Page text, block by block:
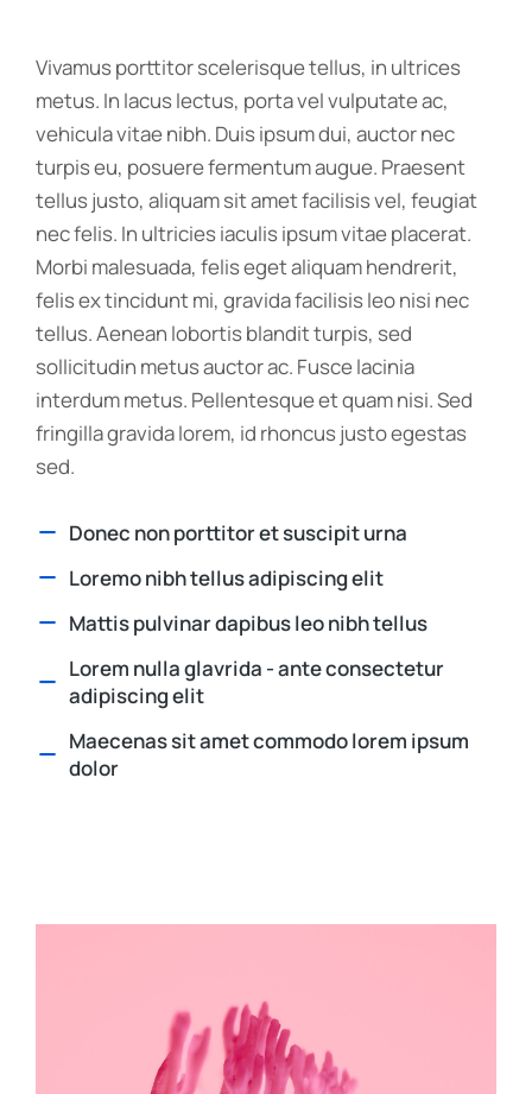
Vivamus porttitor scelerisque tellus, in ultrices
metus. In lacus lectus, porta vel vulputate ac,
vehicula vitae nibh. Duis ipsum dui, auctor nec
turpis eu, posuere fermentum augue. Praesent
tellus justo, aliquam sit amet facilisis vel, feugiat
nec felis. In ultricies iaculis ipsum vitae placerat.
Morbi malesuada, felis eget aliquam hendrerit,
felis ex tincidunt mi, gravida facilisis leo nisi nec
tellus. Aenean lobortis blandit turpis, sed
sollicitudin metus auctor ac. Fusce lacinia
interdum metus. Pellentesque et quam nisi. Sed
fringilla gravida lorem, id rhoncus justo egestas
sed.
Donec non porttitor et suscipit urna
Loremo nibh tellus adipiscing elit
Mattis pulvinar dapibus leo nibh tellus
Lorem nulla glavrida - ante consectetur
adipiscing elit
Maecenas sit amet commodo lorem ipsum
dolor